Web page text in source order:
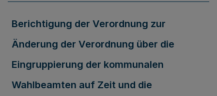
Berichtigung der Verordnung zur
Änderung der Verordnung über die
Eingruppierung der kommunalen
Wahlbeamten auf Zeit und die